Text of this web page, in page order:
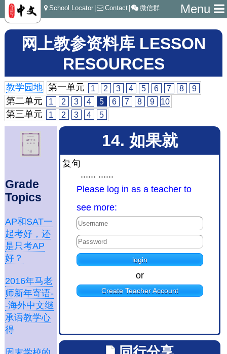
Menu
School Locator Contact 微信群
网上教参资料库 LESSON
RESOURCES
教学园地 第一单元 1 2 3 4 5 6 7 8 9
第二单元 1 2 3 4 5 6 7 8 9 10
第三单元 1 2 3 4 5
Grade
Topics
AP和SAT一
起考好，还
是只考AP
好？
2016年马老
师新年寄语-
-海外中文继
承语教学心
得
14. 如果就
复句
...... ......
Please log in as a teacher to
see more:
or
Create Teacher Account